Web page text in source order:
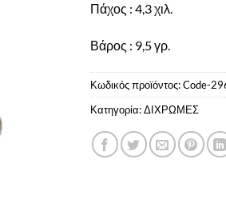
Πάχος : 4,3 χιλ.
Βάρος : 9,5 γρ.
Κωδικός προϊόντος:Code-
Κατηγορία:ΔΙΧΡΩΜΕΣ